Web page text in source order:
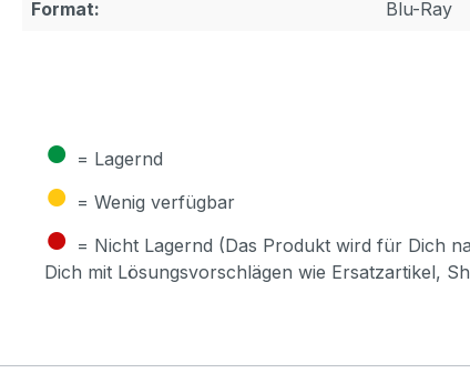
Format: Blu-Ray
● = Lagernd
● = Wenig verfügbar
● = Nicht Lagernd (Das Produkt wird für Dich
Dich mit Lösungsvorschlägen wie Ersatzartikel,